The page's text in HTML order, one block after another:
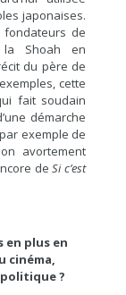
japonaises.
de
Shoah en
du père de
cette
fait soudain
démarche
exemple de
avortement
deSi c’est
en plus en
cinéma,
?